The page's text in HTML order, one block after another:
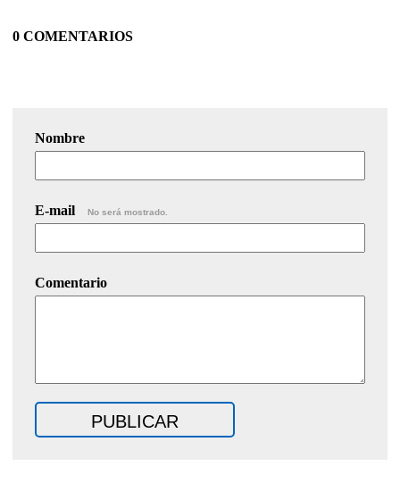
0 COMENTARIOS
Nombre
E-mail No será mostrado.
Comentario